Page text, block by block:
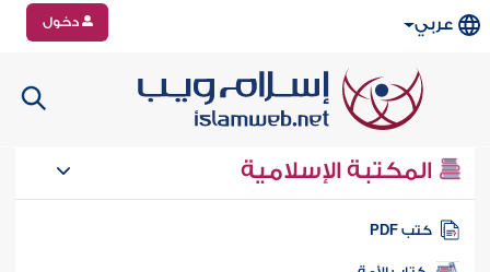
عربي دخول
المكتبة الإسلامية
كتب PDF